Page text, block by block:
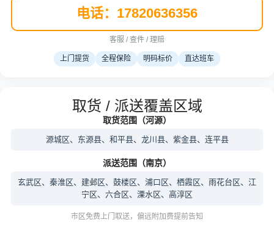
电话：17820636356
客服 / 查件 / 理赔
上门提货 全程保险 明码标价 直达班车
取货 / 派送覆盖区域
取货范围（河源）
源城区、东源县、和平县、龙川县、紫金县、连平县
派送范围（南京）
玄武区、秦淮区、建邺区、鼓楼区、浦口区、栖霞区、雨花台区、江
宁区、六合区、溧水区、高淳区
市区免费上门取送，偏远附加费提前告知